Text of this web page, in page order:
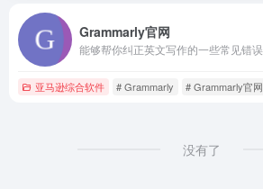
Grammarly官网
亚马逊综合软件 # Grammarly # Grammarly官网
没有了